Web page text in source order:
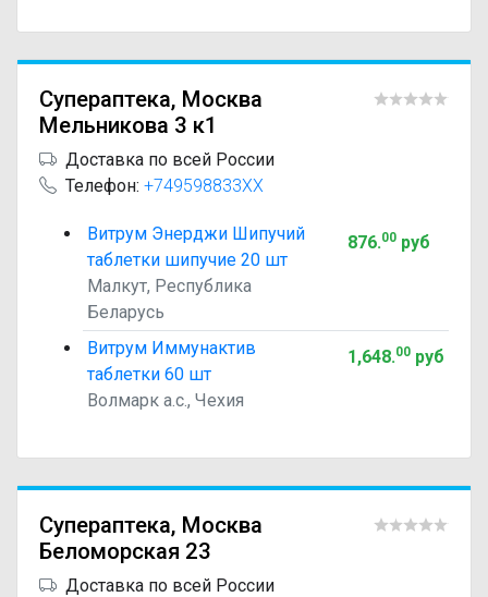
Супераптека, Москва
Мельникова 3 к1
Доставка по всей России
Телефон: +749598833XX
Витрум Энерджи Шипучий
таблетки шипучие 20 шт
Малкут, Республика
Беларусь
876.00руб
Витрум Иммунактив
таблетки 60 шт
Волмарк а.с., Чехия
1,648.00руб
Супераптека, Москва
Беломорская 23
Доставка по всей России